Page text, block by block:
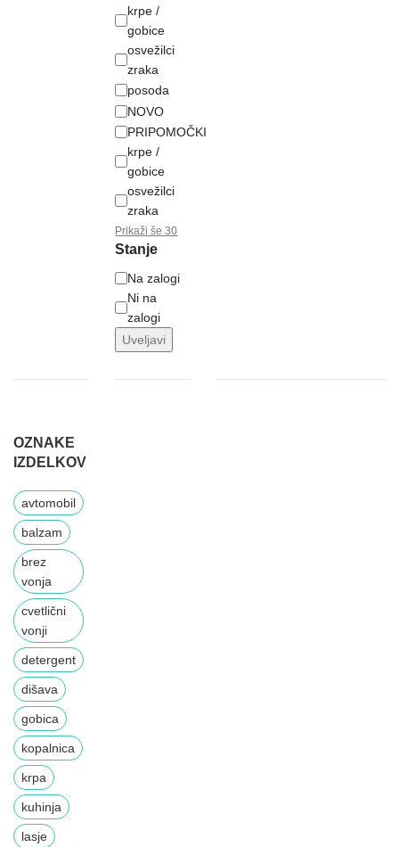
krpe /
gobice
osvežilci
zraka
posoda
NOVO
PRIPOMOČKI
krpe /
gobice
osvežilci
zraka
Prikaži še 30
Stanje
Na zalogi
Ni na
zalogi
Uveljavi
OZNAKE
IZDELKOV
avtomobil
balzam
brez
vonja
cvetlični
vonji
detergent
dišava
gobica
kopalnica
krpa
kuhinja
lasje